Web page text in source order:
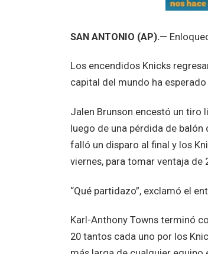
SAN ANTONIO (AP).—
Los encendidos Knicks
capital del mundo ha
Jalen Brunson encestó un tiro
luego de una pérdida de
falló un disparo al final y los
viernes, para tomar ventaja de
“Qué partidazo”, exclamó el
Karl-Anthony Towns terminó
20 tantos cada uno por los